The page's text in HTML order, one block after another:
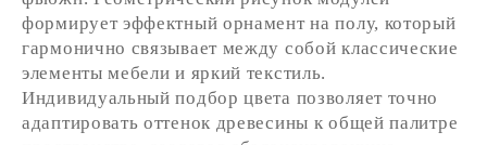
формирует эффектный орнамент на полу, который
гармонично связывает между собой классические
элементы мебели и яркий текстиль.
Индивидуальный подбор цвета позволяет точно
адаптировать оттенок древесины к общей палитре